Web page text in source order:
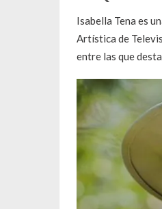
Isabella Tena es
Artística de
entre las que